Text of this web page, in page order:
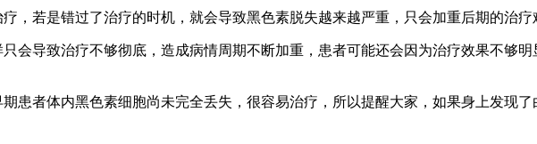
若是错过了治疗的时机，就会导致黑色素脱失越来越严重，只会加重后期的治疗
导致治疗不够彻底，造成病情周期不断加重，患者可能还会因为治疗效果不够明
者体内黑色素细胞尚未完全丢失，很容易治疗，所以提醒大家，如果身上发现了